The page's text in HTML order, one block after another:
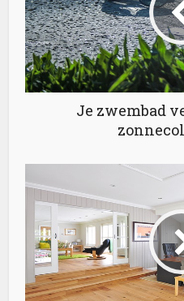
Je zwembad